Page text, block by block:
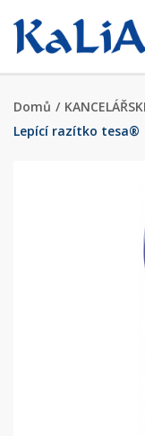
Domů /
Lepící razítko tesa®